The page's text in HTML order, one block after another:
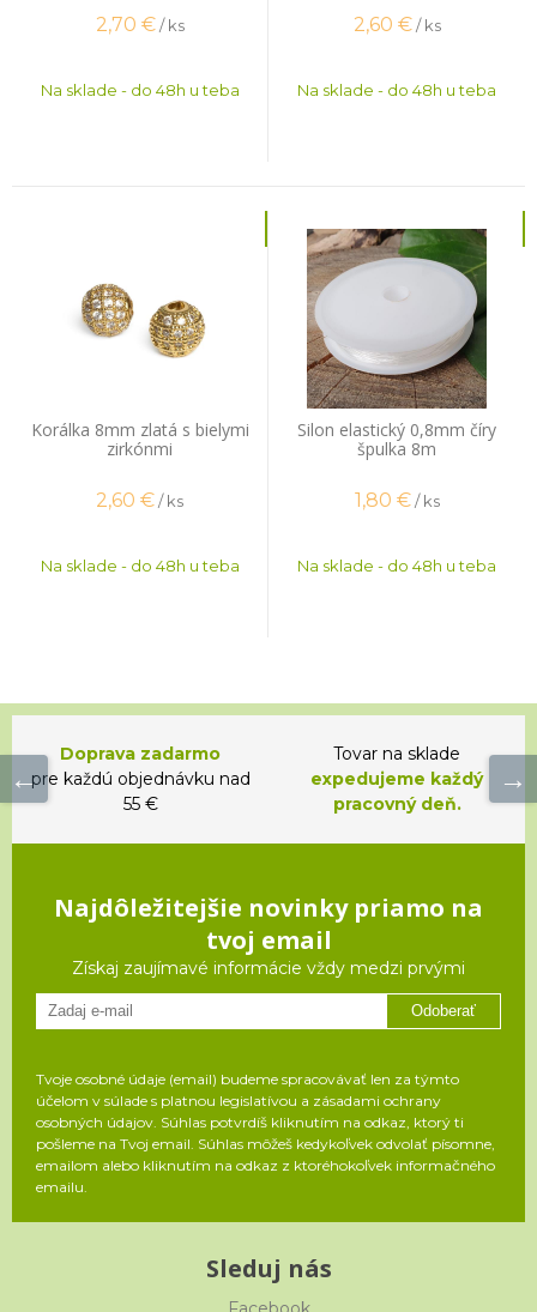
2,70 € / ks
Na sklade - do 48h u teba
2,60 € / ks
Na sklade - do 48h u teba
Korálka 8mm zlatá s bielymi
zirkónmi
2,60 €/ ks
Na sklade - do 48h u teba
Silon elastický 0,8mm číry
špulka 8m
1,80 € / ks
Na sklade - do 48h u teba
Doprava zadarmo
pre každú objednávku nad
55 €
Tovar na sklade
expedujeme každý
pracovný deň.
Najdôležitejšie novinky priamo na
tvoj email
Získaj zaujímavé informácie vždy medzi prvými
Odoberať
Tvoje osobné údaje (email) budeme spracovávať len za týmto
účelom v súlade s platnou legislatívou a zásadami ochrany
osobných údajov. Súhlas potvrdíš kliknutím na odkaz, ktorý ti
pošleme na Tvoj email. Súhlas môžeš kedykoľvek odvolať písomne,
emailom alebo kliknutím na odkaz z ktoréhokoľvek informačného
emailu.
Sleduj nás